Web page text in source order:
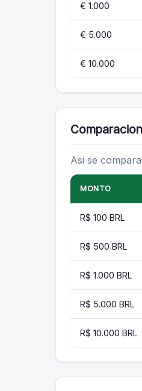
€ 1.000
€ 5.000
€ 10.000
Asi se
MONTO
R$ 100 BRL
R$ 500 BRL
R$ 1.000 BRL
R$ 5.000 BRL
R$ 10.000 BRL